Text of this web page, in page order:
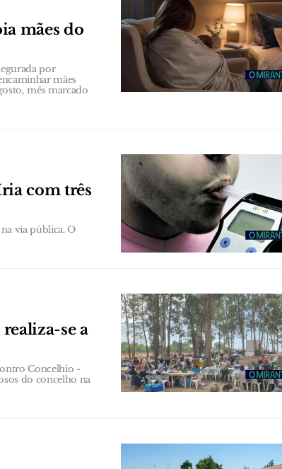
mães do
por
mães
mês marcado
com três
via pública. O
se a
Concelhio -
do concelho na